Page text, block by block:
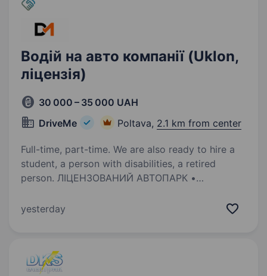
Водій на авто компанії (Uklon,
ліцензія)
30 000 – 35 000 UAH
DriveMe
Poltava, 2.1 km from center
Full-time, part-time. We are also ready to hire a
student, a person with disabilities, a retired
person. ЛІЦЕНЗОВАНИЙ АВТОПАРК •
ЗНИЖИ НА ПАЛИВО • Підходить жінкам •
до нашої команди — Автопарк DriveMe,…
yesterday